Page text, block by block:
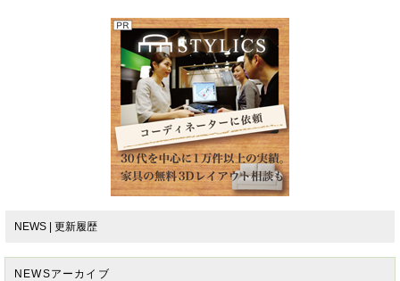
NEWS | 更新履歴
NEWSアーカイブ